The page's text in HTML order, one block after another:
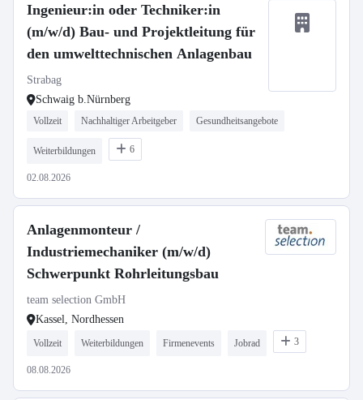
Ingenieur:in oder Techniker:in
(m/w/d) Bau- und Projektleitung für
den umwelttechnischen Anlagenbau
Strabag
Schwaig b.Nürnberg
Vollzeit Nachhaltiger Arbeitgeber Gesundheitsangebote
Weiterbildungen 6
02.08.2026
Anlagenmonteur /
Industriemechaniker (m/w/d)
Schwerpunkt Rohrleitungsbau
team selection GmbH
Kassel, Nordhessen
Vollzeit Weiterbildungen Firmenevents Jobrad 3
08.08.2026